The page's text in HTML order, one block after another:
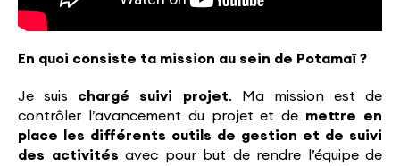
En quoi consiste ta mission au sein de Potamaï ?
Je suis chargé suivi projet. Ma mission est de
contrôler l’avancement du projet et de mettre en
place les différents outils de gestion et de suivi
des activités avec pour but de rendre l’équipe de